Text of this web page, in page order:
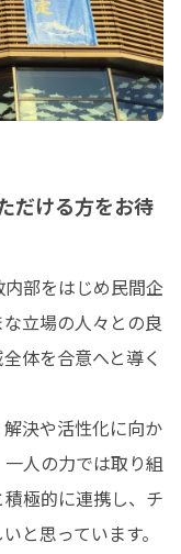
だける方をお待
部をはじめ民間企
立場の人々との良
体を合意へと導く
決や活性化に向か
人の力では取り組
極的に連携し、チ
と思っています。